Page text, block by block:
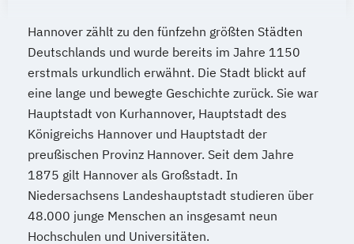
Hannover zählt zu den fünfzehn größten Städten
Deutschlands und wurde bereits im Jahre 1150
erstmals urkundlich erwähnt. Die Stadt blickt auf
eine lange und bewegte Geschichte zurück. Sie war
Hauptstadt von Kurhannover, Hauptstadt des
Königreichs Hannover und Hauptstadt der
preußischen Provinz Hannover. Seit dem Jahre
1875 gilt Hannover als Großstadt. In
Niedersachsens Landeshauptstadt studieren über
48.000 junge Menschen an insgesamt neun
Hochschulen und Universitäten.